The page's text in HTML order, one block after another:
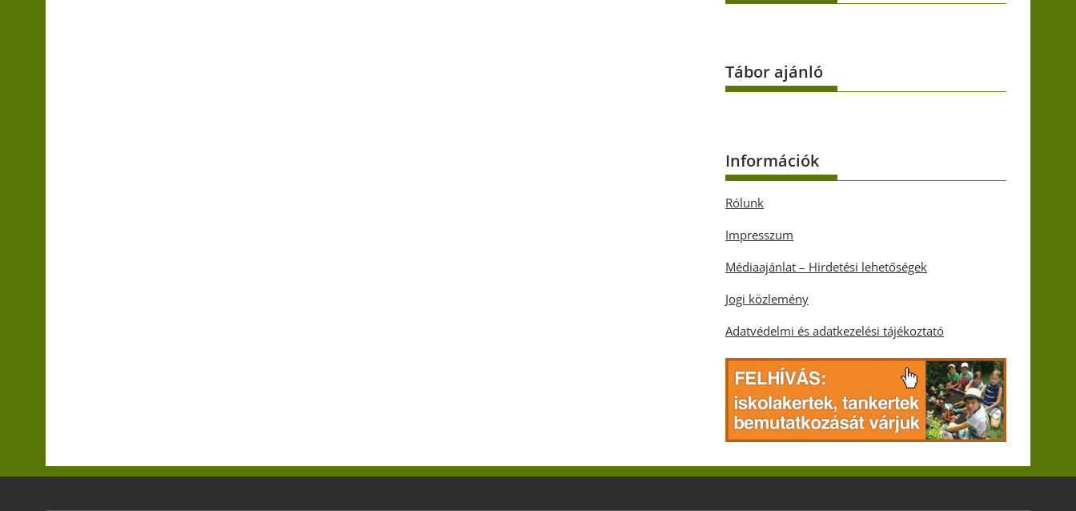
Tábor ajánló
Információk
Rólunk
Impresszum
Médiaajánlat – Hirdetési lehetőségek
Jogi közlemény
Adatvédelmi és adatkezelési tájékoztató